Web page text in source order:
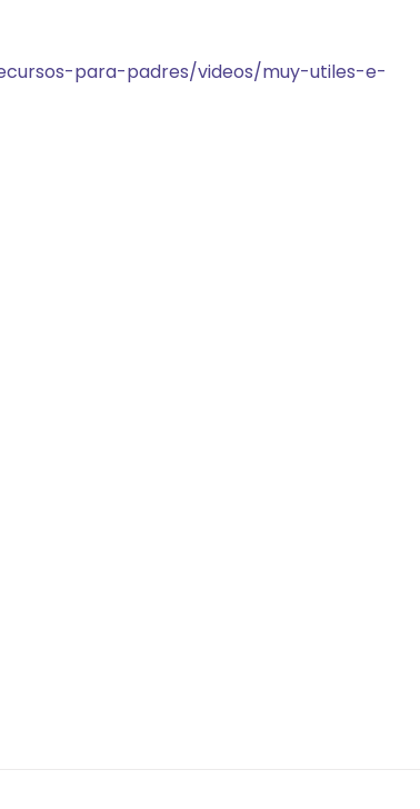
para-padres/videos/muy-utiles-e-